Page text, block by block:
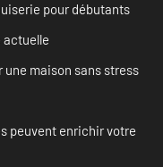
pour débutants
actuelle
maison sans stress
peuvent enrichir votre